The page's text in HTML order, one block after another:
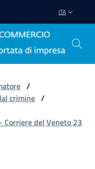
ITA
/
crimine /
del Veneto 23